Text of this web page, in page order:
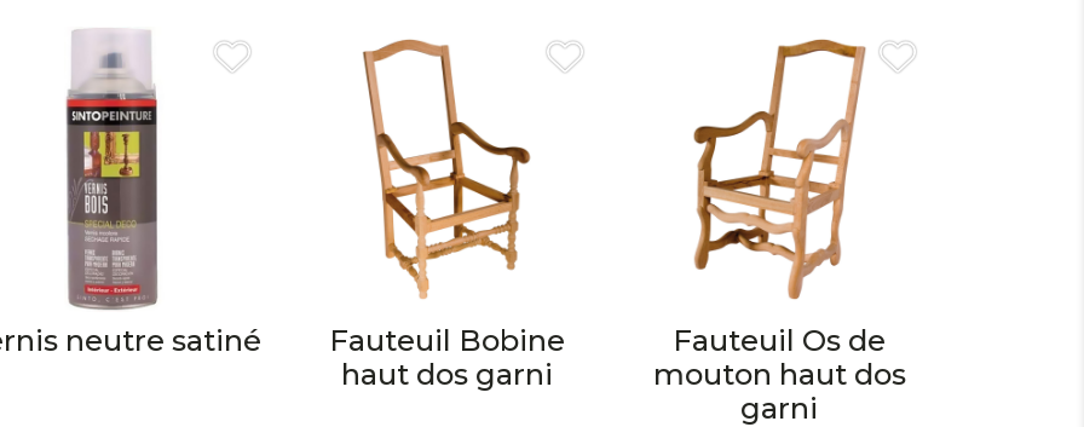
neutre satiné
Fauteuil Bobine
haut dos garni
Fauteuil Os de
mouton haut dos
garni